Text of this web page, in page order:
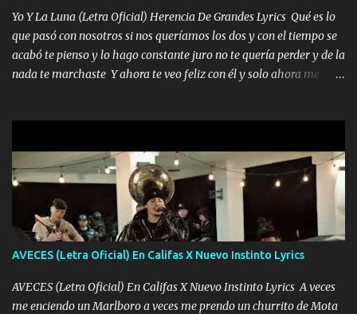
quiero que sea nunca con otra yo quiero llevarte a la Luna y si
quieres en ese momento te pido que seas mi esposa Chingada
madre no quiero dejar de tenerte no ayuda la p'uta loquera y al
chile quisiera ser menos de ti dependiente la pinche tristeza me
encierra princesa tu sabes que nunca saldras de mi mente Ella era
Yo Y La Luna (Letra Oficial) Herencia De Grandes Lyrics Qué es lo
que pasó con nosotros si nos queríamos los dos y con el tiempo se
acabó te pienso y lo hago constante juro no te quería perder y de la
nada te marchaste Y ahora te veo feliz con él y solo ahora me
pero eso ya no va a pasar me perderé en la soledad Porque me
mirabas bonito si yo no fui el final feliz el final fue triste pa mí Y
duele no tenerte aquí sabiendo que moría por ti yo y la luna
cantamos y por ti nos embriagamos Quién sabe qué será de mí si
contigo fui muy feliz a lo mejor no lloró pero muy en el fondo te
adoro
AVECES (Letra Oficial) En Califas X Nuevo Instinto Lyrics
AVECES (Letra Oficial) En Califas X Nuevo Instinto Lyrics A veces
me enciendo un Marlboro a veces me prendo un churrito de Mota